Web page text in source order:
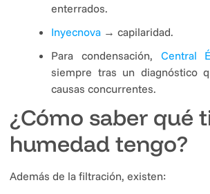
enterrados.
Inyecnova → capilaridad.
Para condensación, Central
siempre tras un diagnóstico
causas concurrentes.
¿Cómo saber qué
humedad tengo?
Además de la filtración, existen: